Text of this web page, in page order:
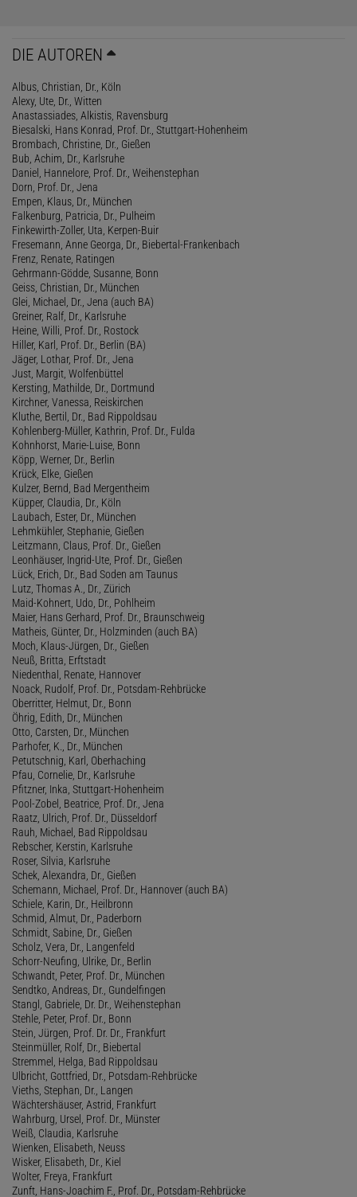
DIE AUTOREN
Albus, Christian, Dr., Köln
Alexy, Ute, Dr., Witten
Anastassiades, Alkistis, Ravensburg
Biesalski, Hans Konrad, Prof. Dr., Stuttgart-Hohenheim
Brombach, Christine, Dr., Gießen
Bub, Achim, Dr., Karlsruhe
Daniel, Hannelore, Prof. Dr., Weihenstephan
Dorn, Prof. Dr., Jena
Empen, Klaus, Dr., München
Falkenburg, Patricia, Dr., Pulheim
Finkewirth-Zoller, Uta, Kerpen-Buir
Fresemann, Anne Georga, Dr., Biebertal-Frankenbach
Frenz, Renate, Ratingen
Gehrmann-Gödde, Susanne, Bonn
Geiss, Christian, Dr., München
Glei, Michael, Dr., Jena (auch BA)
Greiner, Ralf, Dr., Karlsruhe
Heine, Willi, Prof. Dr., Rostock
Hiller, Karl, Prof. Dr., Berlin (BA)
Jäger, Lothar, Prof. Dr., Jena
Just, Margit, Wolfenbüttel
Kersting, Mathilde, Dr., Dortmund
Kirchner, Vanessa, Reiskirchen
Kluthe, Bertil, Dr., Bad Rippoldsau
Kohlenberg-Müller, Kathrin, Prof. Dr., Fulda
Kohnhorst, Marie-Luise, Bonn
Köpp, Werner, Dr., Berlin
Krück, Elke, Gießen
Kulzer, Bernd, Bad Mergentheim
Küpper, Claudia, Dr., Köln
Laubach, Ester, Dr., München
Lehmkühler, Stephanie, Gießen
Leitzmann, Claus, Prof. Dr., Gießen
Leonhäuser, Ingrid-Ute, Prof. Dr., Gießen
Lück, Erich, Dr., Bad Soden am Taunus
Lutz, Thomas A., Dr., Zürich
Maid-Kohnert, Udo, Dr., Pohlheim
Maier, Hans Gerhard, Prof. Dr., Braunschweig
Matheis, Günter, Dr., Holzminden (auch BA)
Moch, Klaus-Jürgen, Dr., Gießen
Neuß, Britta, Erftstadt
Niedenthal, Renate, Hannover
Noack, Rudolf, Prof. Dr., Potsdam-Rehbrücke
Oberritter, Helmut, Dr., Bonn
Öhrig, Edith, Dr., München
Otto, Carsten, Dr., München
Parhofer, K., Dr., München
Petutschnig, Karl, Oberhaching
Pfau, Cornelie, Dr., Karlsruhe
Pfitzner, Inka, Stuttgart-Hohenheim
Pool-Zobel, Beatrice, Prof. Dr., Jena
Raatz, Ulrich, Prof. Dr., Düsseldorf
Rauh, Michael, Bad Rippoldsau
Rebscher, Kerstin, Karlsruhe
Roser, Silvia, Karlsruhe
Schek, Alexandra, Dr., Gießen
Schemann, Michael, Prof. Dr., Hannover (auch BA)
Schiele, Karin, Dr., Heilbronn
Schmid, Almut, Dr., Paderborn
Schmidt, Sabine, Dr., Gießen
Scholz, Vera, Dr., Langenfeld
Schorr-Neufing, Ulrike, Dr., Berlin
Schwandt, Peter, Prof. Dr., München
Sendtko, Andreas, Dr., Gundelfingen
Stangl, Gabriele, Dr. Dr., Weihenstephan
Stehle, Peter, Prof. Dr., Bonn
Stein, Jürgen, Prof. Dr. Dr., Frankfurt
Steinmüller, Rolf, Dr., Biebertal
Stremmel, Helga, Bad Rippoldsau
Ulbricht, Gottfried, Dr., Potsdam-Rehbrücke
Vieths, Stephan, Dr., Langen
Wächtershäuser, Astrid, Frankfurt
Wahrburg, Ursel, Prof. Dr., Münster
Weiß, Claudia, Karlsruhe
Wienken, Elisabeth, Neuss
Wisker, Elisabeth, Dr., Kiel
Wolter, Freya, Frankfurt
Zunft, Hans-Joachim F., Prof. Dr., Potsdam-Rehbrücke